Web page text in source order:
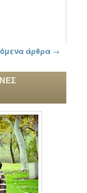
άρθρα →